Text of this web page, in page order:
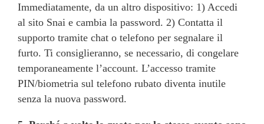
Immediatamente, da un altro dispositivo: 1) Accedi
al sito Snai e cambia la password. 2) Contatta il
supporto tramite chat o telefono per segnalare il
furto. Ti consiglieranno, se necessario, di congelare
temporaneamente l’account. L’accesso tramite
PIN/biometria sul telefono rubato diventa inutile
senza la nuova password.